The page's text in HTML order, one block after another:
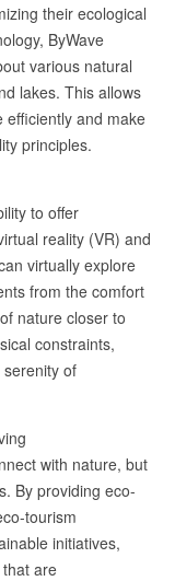
their ecological
ByWave
various natural
lakes. This allows
efficiently and make
principles.
to offer
reality (VR) and
virtually explore
from the comfort
nature closer to
constraints,
of
with nature, but
By providing eco-
tourism
initiatives,
are